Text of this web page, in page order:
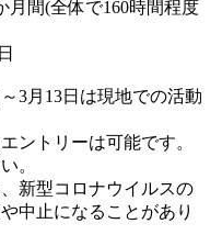
月間(全体で160時間程度
3月13日は現地での活動
ントリーは可能です。
。
新型コロナウイルスの
中止になることがあり